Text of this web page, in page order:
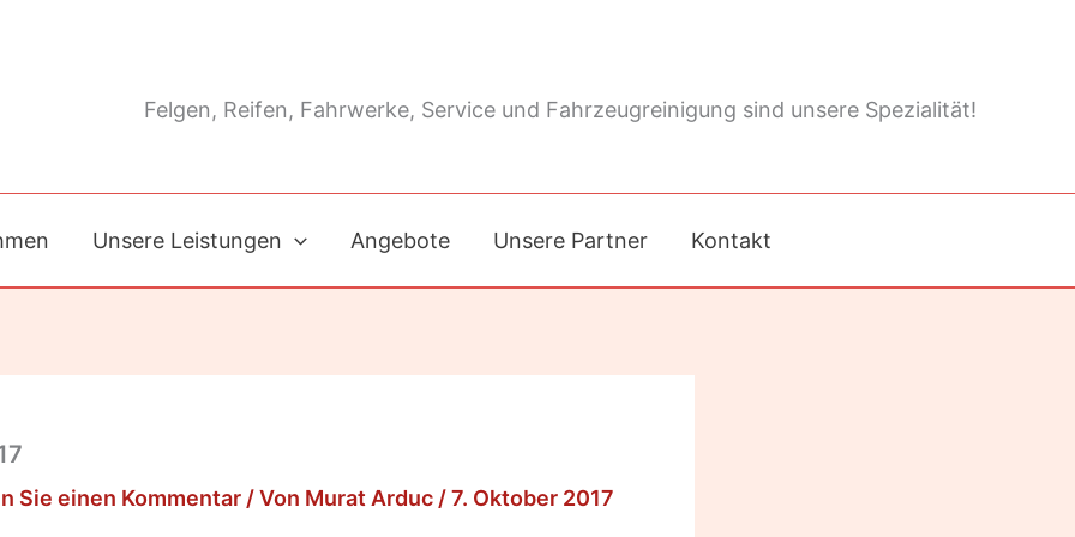
Felgen, Reifen, Fahrwerke, Service und Fahrzeugreinigung sind unsere Spezialität!
Unsere Leistungen Angebote Unsere Partner Kontakt
Sie einen Kommentar / Von Murat Arduc /7. Oktober 2017